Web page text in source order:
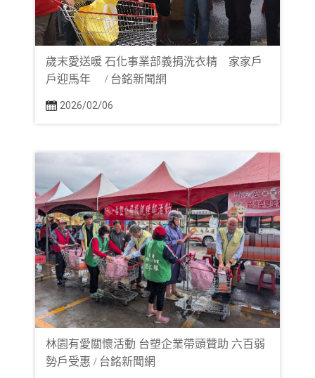
歲末愛送暖 石化事業部義捐洗衣精 家家戶
戶迎馬年 / 台銘新聞網
2026/02/06
林園有愛關懷活動 台塑企業帶頭贊助 六百弱
勢戶受惠 / 台銘新聞網